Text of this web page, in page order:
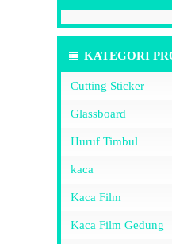
KATEGORI
Cutting Sticker
Glassboard
Huruf Timbul
kaca
Kaca Film
Kaca Film Gedung